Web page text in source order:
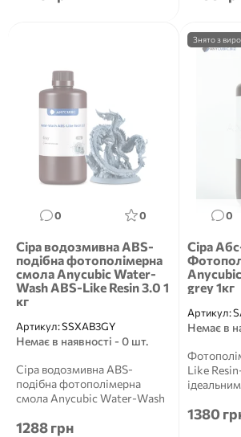
0 0
Сіра водозмивна ABS-
подібна фотополімерна
смола Anycubic Water-
Wash ABS-Like Resin 3.0 1
кг
Артикул:SSXAB3GY
Немає в наявності - 0 шт.
Сіра водозмивна ABS-
подібна фотополімерна
смола Anycubic Water-Wash
Anycubi...
1288 грн
Знято з
0
Сіра
grey 1кг
Артикул:
Немає в
Like
1380